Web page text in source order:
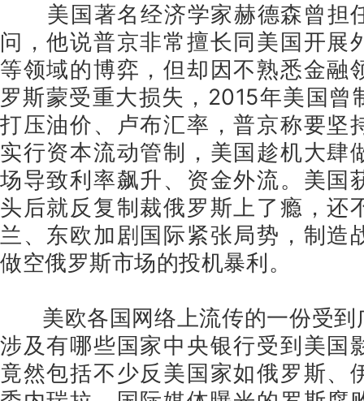
美国著名经济学家赫德森曾担
问，他说普京非常擅长同美国开展
等领域的博弈，但却因不熟悉金融
罗斯蒙受重大损失，2015年美国曾
打压油价、卢布汇率，普京称要坚
实行资本流动管制，美国趁机大肆
场导致利率飙升、资金外流。美国
头后就反复制裁俄罗斯上了瘾，还
兰、东欧加剧国际紧张局势，制造
做空俄罗斯市场的投机暴利。
美欧各国网络上流传的一份受到
涉及有哪些国家中央银行受到美国
竟然包括不少反美国家如俄罗斯、